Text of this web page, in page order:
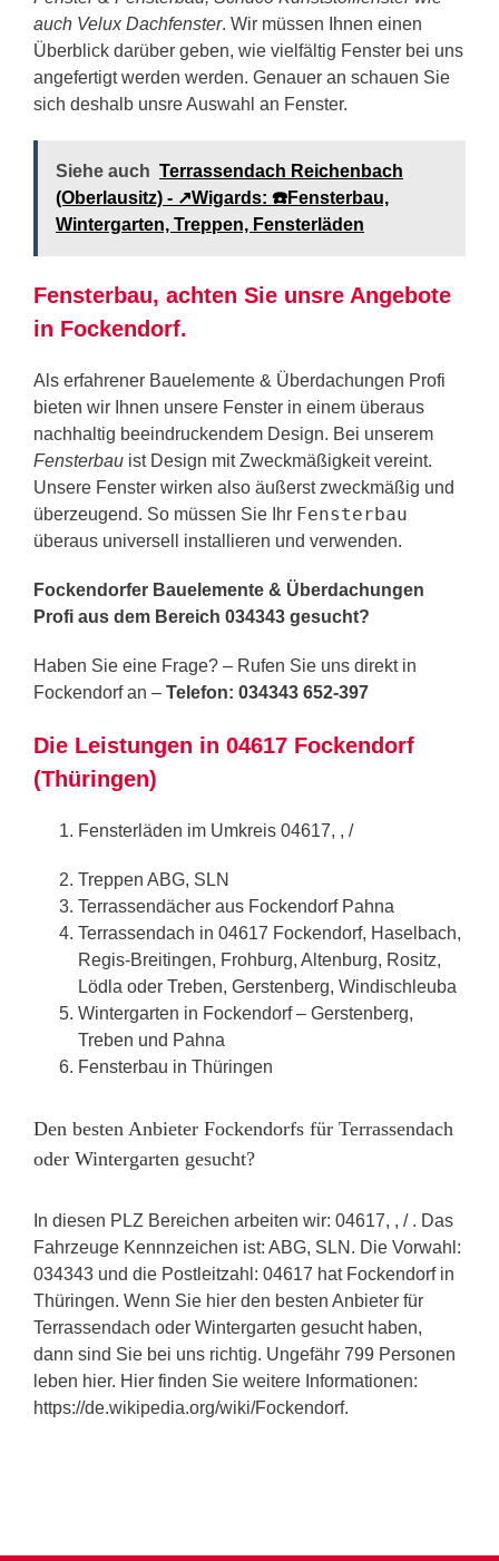
auch Velux Dachfenster. Wir müssen Ihnen einen
Überblick darüber geben, wie vielfältig Fenster bei uns
angefertigt werden werden. Genauer an schauen Sie
sich deshalb unsre Auswahl an Fenster.
Siehe auch Terrassendach Reichenbach
(Oberlausitz) - ↗️Wigards: ☎️Fensterbau,
Wintergarten, Treppen, Fensterläden
Fensterbau, achten Sie unsre Angebote
in Fockendorf.
Als erfahrener Bauelemente & Überdachungen Profi
bieten wir Ihnen unsere Fenster in einem überaus
nachhaltig beeindruckendem Design. Bei unserem
Fensterbau ist Design mit Zweckmäßigkeit vereint.
Unsere Fenster wirken also äußerst zweckmäßig und
überzeugend. So müssen Sie Ihr Fensterbau
überaus universell installieren und verwenden.
Fockendorfer Bauelemente & Überdachungen
Profi aus dem Bereich 034343 gesucht?
Haben Sie eine Frage? – Rufen Sie uns direkt in
Fockendorf an – Telefon: 034343 652-397
Die Leistungen in 04617 Fockendorf
(Thüringen)
Fensterläden im Umkreis 04617, , /
Treppen ABG, SLN
Terrassendächer aus Fockendorf Pahna
Terrassendach in 04617 Fockendorf, Haselbach,
Regis-Breitingen, Frohburg, Altenburg, Rositz,
Lödla oder Treben, Gerstenberg, Windischleuba
Wintergarten in Fockendorf – Gerstenberg,
Treben und Pahna
Fensterbau in Thüringen
Den besten Anbieter Fockendorfs für Terrassendach
oder Wintergarten gesucht?
In diesen PLZ Bereichen arbeiten wir: 04617, , / . Das
Fahrzeuge Kennnzeichen ist: ABG, SLN. Die Vorwahl:
034343 und die Postleitzahl: 04617 hat Fockendorf in
Thüringen. Wenn Sie hier den besten Anbieter für
Terrassendach oder Wintergarten gesucht haben,
dann sind Sie bei uns richtig. Ungefähr 799 Personen
leben hier. Hier finden Sie weitere Informationen:
https://de.wikipedia.org/wiki/Fockendorf.